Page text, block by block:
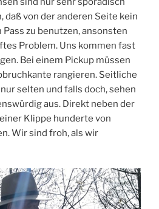
daß von der anderen Seite kein
zu benutzen, ansonsten
Problem. Uns kommen fast
Bei einem Pickup müssen
rangieren. Seitliche
selten und falls doch, sehen
aus. Direkt neben der
Klippe hunderte von
Wir sind froh, als wir